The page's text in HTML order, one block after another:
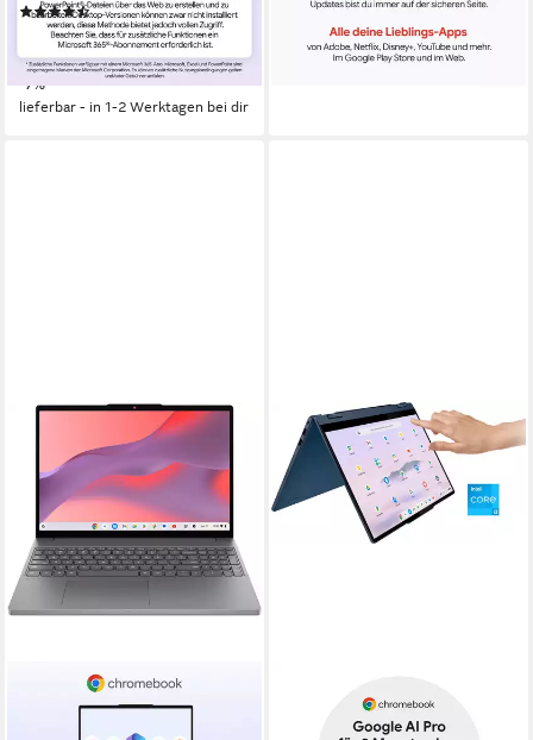
(480)
279,00 € UVP299,00 €
13,86 €mtl. in 24 Raten
-7%
lieferbar - in 1-2 Werktagen bei dir
579,00 €
16,81 €mtl. in 48 Raten
lieferbar - in 1-2 Werktagen bei dir